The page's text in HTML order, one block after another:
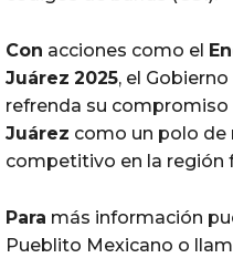
Con acciones como el
Juárez 2025, el Gobierno
refrenda su compromiso
Juárez como un polo de
competitivo en la región
Para más información
Pueblito Mexicano o